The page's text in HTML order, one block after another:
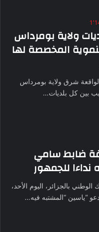
ولاية بومرداس
المخصصة لها
شرق ولاية بومرداس
بين كل بلديات…
ضابط سامي
للجمهور
بالجزائر، اليوم الأحد،
“ياسين “المشتبه فيه…